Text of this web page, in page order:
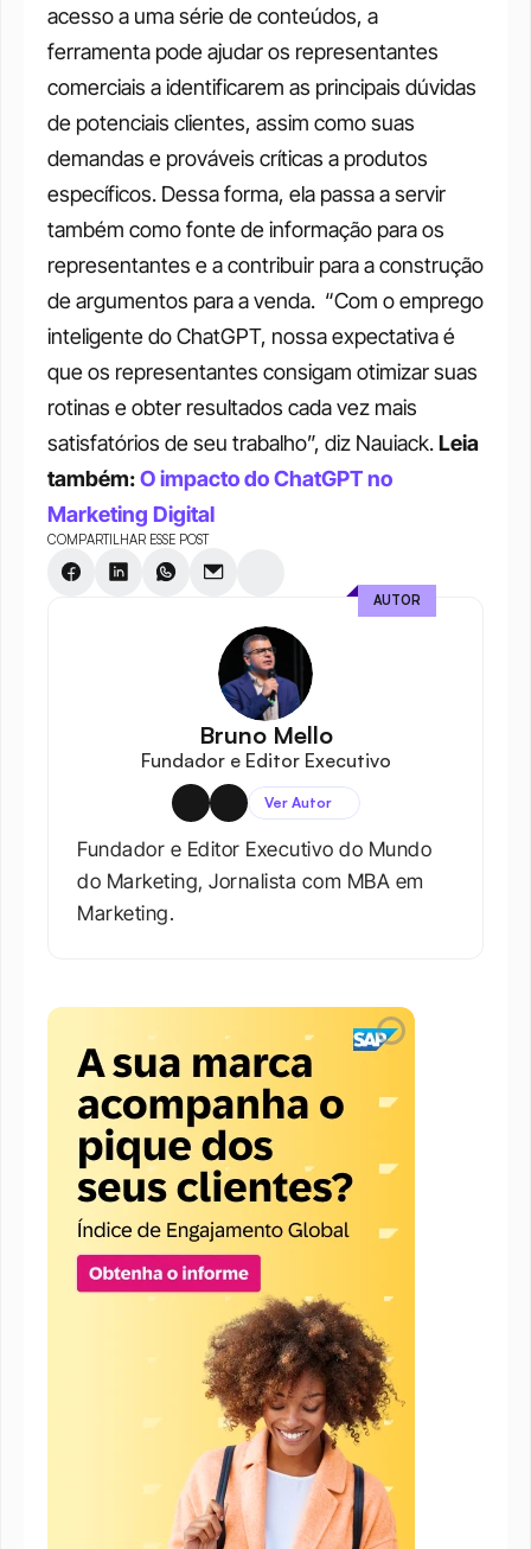
acesso a uma série de conteúdos, a
ferramenta pode ajudar os representantes
comerciais a identificarem as principais dúvidas
de potenciais clientes, assim como suas
demandas e prováveis críticas a produtos
específicos. Dessa forma, ela passa a servir
também como fonte de informação para os
representantes e a contribuir para a construção
de argumentos para a venda. “Com o emprego
inteligente do ChatGPT, nossa expectativa é
que os representantes consigam otimizar suas
rotinas e obter resultados cada vez mais
satisfatórios de seu trabalho”, diz Nauiack.Leia
também: O impacto do ChatGPT no
Marketing Digital
COMPARTILHAR ESSE POST
Bruno Mello
Fundador e Editor Executivo
Ver Autor
Fundador e Editor Executivo do Mundo
do Marketing, Jornalista com MBA em
Marketing.
AUTOR